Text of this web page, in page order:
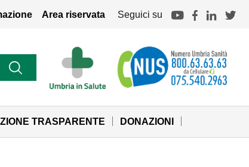
Area riservata Seguici su
TRASPARENTE
DONAZIONI